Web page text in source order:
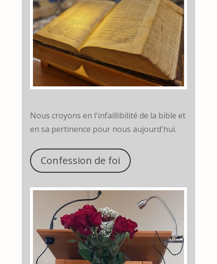
Nous croyons en l'infaillibilité de la bible et
en sa pertinence pour nous aujourd'hui.
Confession de foi